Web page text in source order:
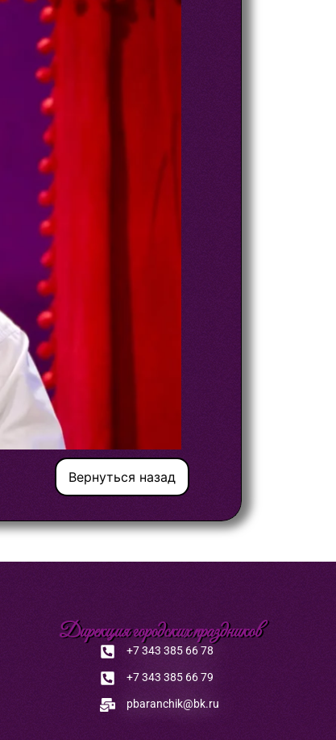
Вернуться назад
Дирекция городских праздников
+7 343 385 66 78
+7 343 385 66 79
pbaranchik@bk.ru